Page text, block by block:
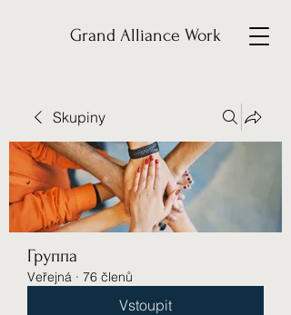
Grand Alliance Work
Skupiny
Группа
Veřejná · 76 členů
Vstoupit